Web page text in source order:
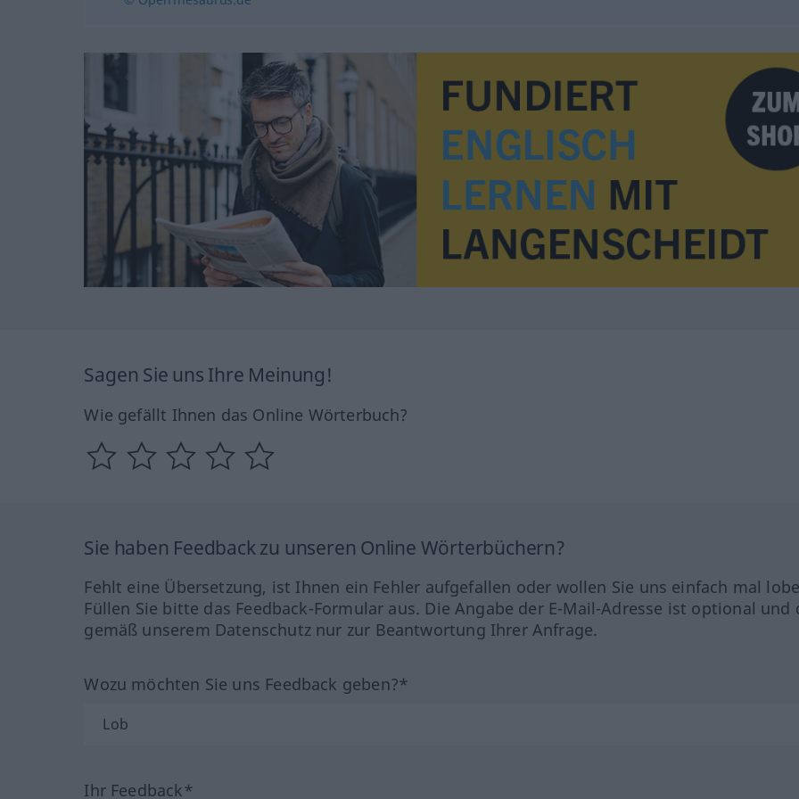
Sagen Sie uns Ihre Meinung!
Wie gefällt Ihnen das Online Wörterbuch?
Sie haben Feedback zu unseren Online Wörterbüchern?
Fehlt eine Übersetzung, ist Ihnen ein Fehler aufgefallen oder wollen Sie uns einfach mal
Füllen Sie bitte das Feedback-Formular aus. Die Angabe der E-Mail-Adresse ist optional und
gemäß unserem Datenschutz nur zur Beantwortung Ihrer Anfrage.
Wozu möchten Sie uns Feedback geben?*
Ihr Feedback*